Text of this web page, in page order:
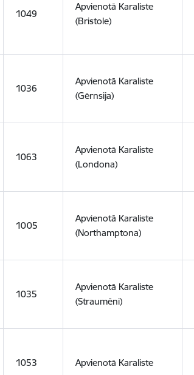
1049
Apvienotā Karaliste
(Bristole)
1036
Apvienotā Karaliste
(Gērnsija)
1063
Apvienotā Karaliste
(Londona)
1005
Apvienotā Karaliste
(Northamptona)
1035
Apvienotā Karaliste
(Straumēni)
1053 Apvienotā Karaliste